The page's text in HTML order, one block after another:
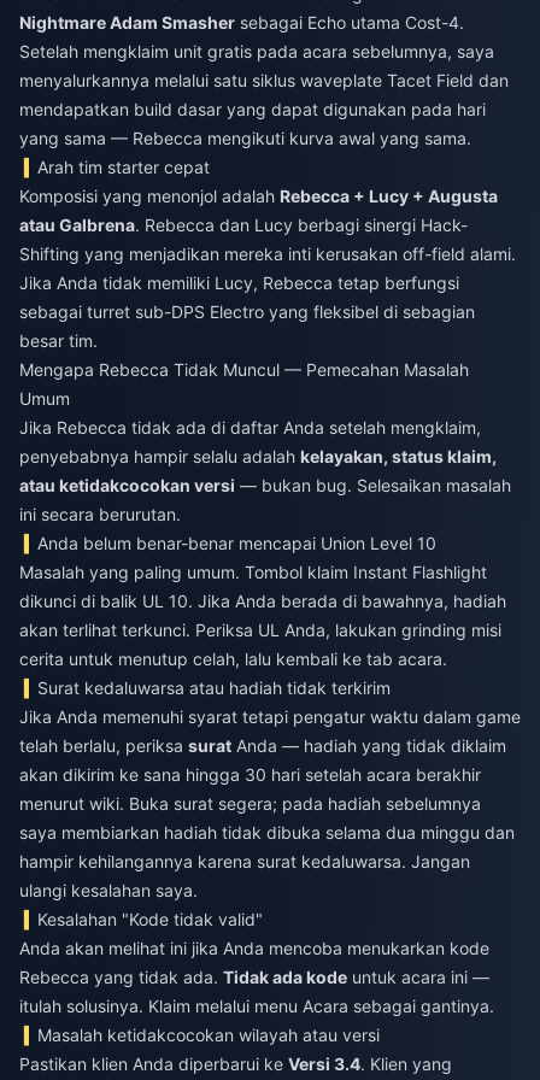
Nightmare Adam Smasher sebagai Echo utama Cost-4.
Setelah mengklaim unit gratis pada acara sebelumnya, saya
menyalurkannya melalui satu siklus waveplate Tacet Field dan
mendapatkan build dasar yang dapat digunakan pada hari
yang sama — Rebecca mengikuti kurva awal yang sama.
Arah tim starter cepat
Komposisi yang menonjol adalah Rebecca + Lucy + Augusta
atau Galbrena. Rebecca dan Lucy berbagi sinergi Hack-
Shifting yang menjadikan mereka inti kerusakan off-field alami.
Jika Anda tidak memiliki Lucy, Rebecca tetap berfungsi
sebagai turret sub-DPS Electro yang fleksibel di sebagian
besar tim.
Mengapa Rebecca Tidak Muncul — Pemecahan Masalah
Umum
Jika Rebecca tidak ada di daftar Anda setelah mengklaim,
penyebabnya hampir selalu adalah kelayakan, status klaim,
atau ketidakcocokan versi — bukan bug. Selesaikan masalah
ini secara berurutan.
Anda belum benar-benar mencapai Union Level 10
Masalah yang paling umum. Tombol klaim Instant Flashlight
dikunci di balik UL 10. Jika Anda berada di bawahnya, hadiah
akan terlihat terkunci. Periksa UL Anda, lakukan grinding misi
cerita untuk menutup celah, lalu kembali ke tab acara.
Surat kedaluwarsa atau hadiah tidak terkirim
Jika Anda memenuhi syarat tetapi pengatur waktu dalam game
telah berlalu, periksa surat Anda — hadiah yang tidak diklaim
akan dikirim ke sana hingga 30 hari setelah acara berakhir
menurut wiki. Buka surat segera; pada hadiah sebelumnya
saya membiarkan hadiah tidak dibuka selama dua minggu dan
hampir kehilangannya karena surat kedaluwarsa. Jangan
ulangi kesalahan saya.
Kesalahan "Kode tidak valid"
Anda akan melihat ini jika Anda mencoba menukarkan kode
Rebecca yang tidak ada. Tidak ada kode untuk acara ini —
itulah solusinya. Klaim melalui menu Acara sebagai gantinya.
Masalah ketidakcocokan wilayah atau versi
Pastikan klien Anda diperbarui ke Versi 3.4. Klien yang